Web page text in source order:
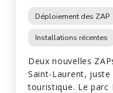
Déploiement des ZAP
Installations récentes
Deux nouvelles
Saint-Laurent,
touristique. Le parc